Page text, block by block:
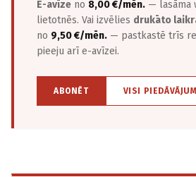
E-avīze no 8,00 €/mēn. — lasāma
lietotnēs. Vai izvēlies drukāto
no 9,50 €/mēn. — pastkastē trīs
pieeju arī e-avīzei.
ABONĒT VISI PIEDĀVĀJUMI